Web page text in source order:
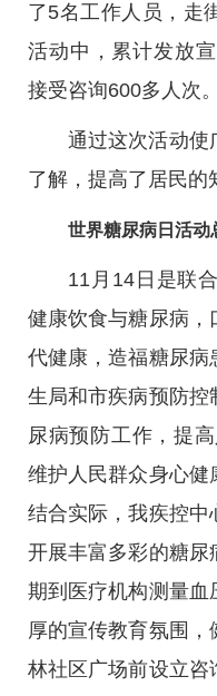
了5名工作人员，走
活动中，累计发放
接受咨询600多人次。
通过这次活动使
了解，提高了居民的
世界糖尿病日活动
11月14日是联
健康饮食与糖尿病，
代健康，造福糖尿病
生局和市疾病预防控
尿病预防工作，提
维护人民群众身心健
结合实际，我疾控中
开展丰富多彩的糖尿
期到医疗机构测量血
厚的宣传教育氛围，
林社区广场前设立咨